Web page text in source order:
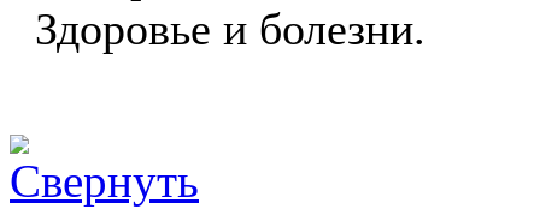
Здоровье и болезни.